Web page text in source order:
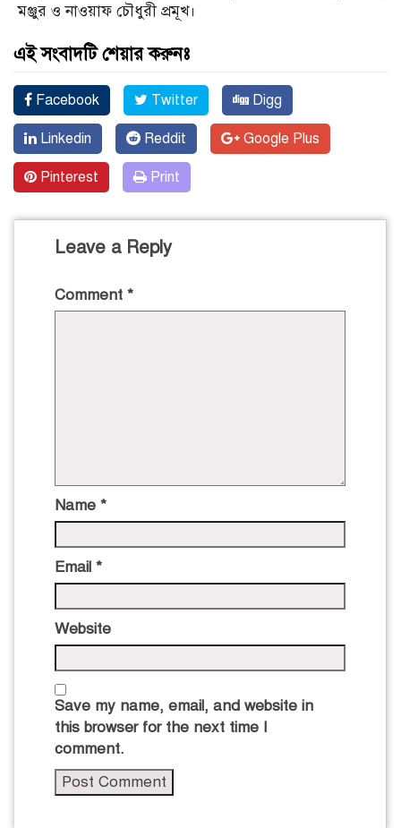
মঞ্জুর ও নাওয়াফ চৌধুরী প্রমূখ।
এই সংবাদটি শেয়ার করুনঃ
Facebook Twitter Digg
Linkedin Reddit Google Plus
Pinterest Print
Leave a Reply
Comment *
Name *
Email *
Website
Save my name, email, and website in
this browser for the next time I
comment.